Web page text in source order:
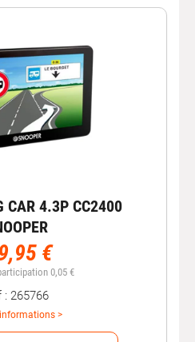
CAR 4.3P CC2400
€
0,05 €
: 265766
>